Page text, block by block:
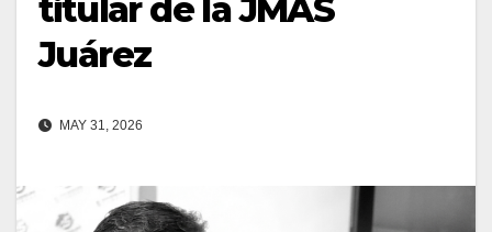
titular de la JMAS
Juárez
MAY 31, 2026